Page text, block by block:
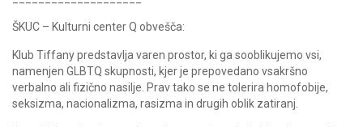
ŠKUC – Kulturni center Q obvešča:
Klub Tiffany predstavlja varen prostor, ki ga sooblikujemo vsi,
namenjen GLBTQ skupnosti, kjer je prepovedano vsakršno
verbalno ali fizično nasilje. Prav tako se ne tolerira homofobije,
seksizma, nacionalizma, rasizma in drugih oblik zatiranj.